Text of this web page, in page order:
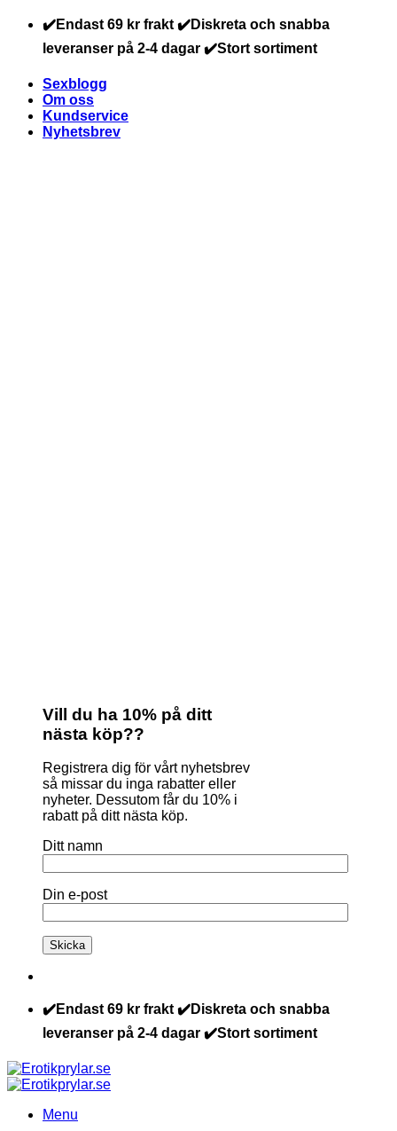
Skip
content
✔️Endast 69 kr frakt ✔️Diskreta och snabba
leveranser på 2-4 dagar ✔️Stort sortiment
Sexblogg
Om oss
Kundservice
Nyhetsbrev
Vill du ha 10% på ditt
nästa köp??
Registrera dig för vårt nyhetsbrev
så missar du inga rabatter eller
nyheter. Dessutom får du 10% i
rabatt på ditt nästa köp.
Ditt namn
Din e-post
✔️Endast 69 kr frakt ✔️Diskreta och snabba
leveranser på 2-4 dagar ✔️Stort sortiment
Menu